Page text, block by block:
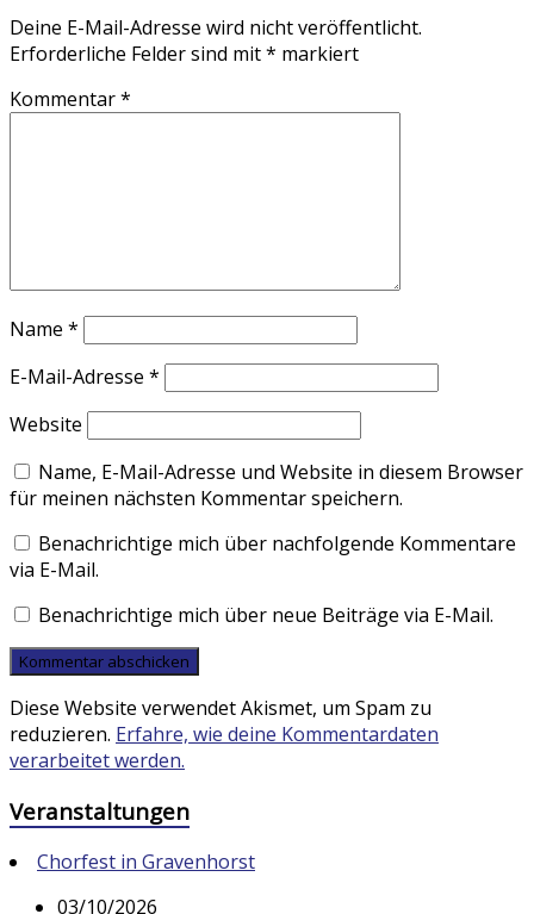
Deine E-Mail-Adresse wird nicht veröffentlicht.
Erforderliche Felder sind mit* markiert
Kommentar*
Name *
E-Mail-Adresse *
Website
Name, E-Mail-Adresse und Website in diesem Browser
für meinen nächsten Kommentar speichern.
Benachrichtige mich über nachfolgende Kommentare
via E-Mail.
Benachrichtige mich über neue Beiträge via E-Mail.
Diese Website verwendet Akismet, um Spam zu
reduzieren. Erfahre, wie deine Kommentardaten
verarbeitet werden.
Veranstaltungen
Chorfest in Gravenhorst
03/10/2026